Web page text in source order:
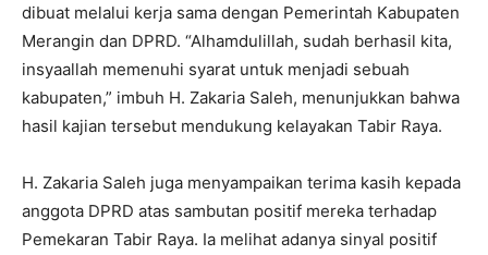
dibuat melalui kerja sama dengan Pemerintah Kabupaten
Merangin dan DPRD. “Alhamdulillah, sudah berhasil kita,
insyaallah memenuhi syarat untuk menjadi sebuah
kabupaten,” imbuh H. Zakaria Saleh, menunjukkan bahwa
hasil kajian tersebut mendukung kelayakan Tabir Raya.
H. Zakaria Saleh juga menyampaikan terima kasih kepada
anggota DPRD atas sambutan positif mereka terhadap
Pemekaran Tabir Raya. Ia melihat adanya sinyal positif